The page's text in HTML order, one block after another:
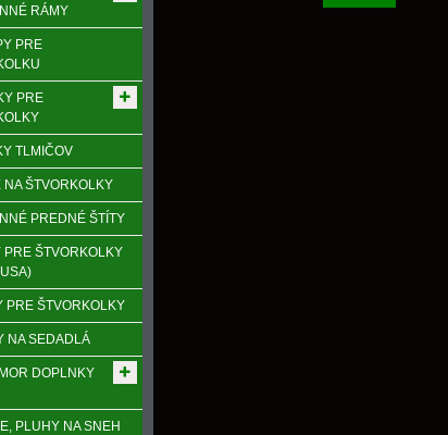
RÁMY
PRE
PRE
TLMIČOV
NA ŠTVORKOLKY
PREDNÉ ŠTÍTY
PRE ŠTVORKOLKY
PRE ŠTVORKOLKY
NA SEDADLÁ
DOPLNKY
PLUHY NA SNEH